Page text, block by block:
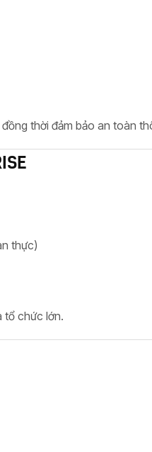
thời đảm bảo an toàn
thực)
tổ chức lớn.